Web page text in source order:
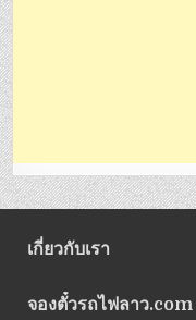
เกี่ยวกับเรา
จองตั๋วรถไฟลาว.com